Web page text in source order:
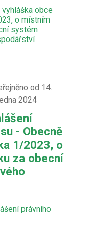
vyhláška obce
o místním
systém
od 14.
2024
- Obecně
1/2023, o
za obecní
právního